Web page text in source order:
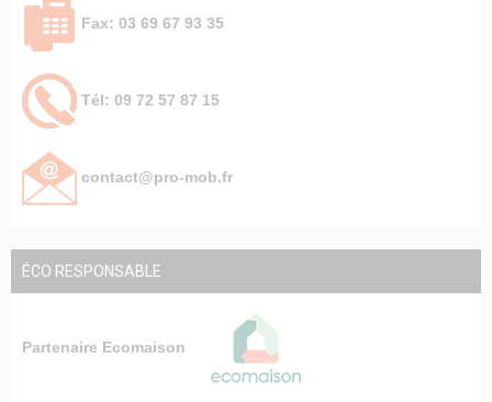
Fax: 03 69 67 93 35
Tél: 09 72 57 87 15
contact@pro-mob.fr
ÉCO RESPONSABLE
Partenaire Ecomaison